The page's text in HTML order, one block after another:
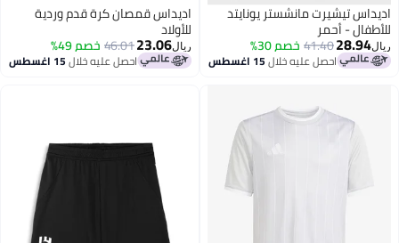
اديداس تيشيرت مانشستر يونايتد
للأطفال - أحمر
ريال28.94
41.40خصم 30%
احصل عليه خلال15 اغسطس
اديداس قمصان كرة قدم وردية
للأولاد
ريال23.06
46.01خصم 49%
احصل عليه خلال15 اغسطس